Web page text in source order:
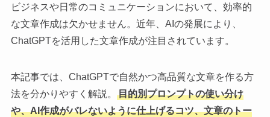
ビジネスや日常のコミュニケーションにおいて、効率的
な文章作成は欠かせません。近年、AIの発展により、
ChatGPTを活用した文章作成が注目されています。
本記事では、ChatGPTで自然かつ高品質な文章を作る方
法を分かりやすく解説。
目的別プロンプトの使い分け
や、AI作成がバレないように仕上げるコツ、文章のトー